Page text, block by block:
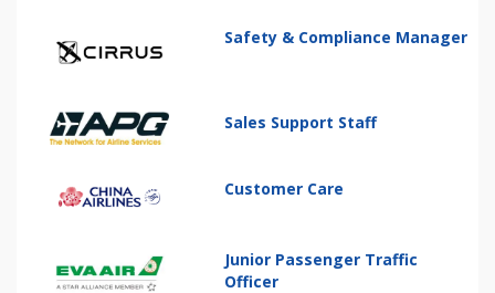
Safety & Compliance Manager
Sales Support Staff
Customer Care
Junior Passenger Traffic
Officer